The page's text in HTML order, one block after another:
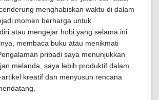
menghabiskan waktu di dalam
momen berharga untuk
atau mengejar hobi yang selama ini
membaca buku atau menikmati
pribadi saya menunjukkan
melanda, saya lebih produktif dalam
kreatif dan menyusun rencana